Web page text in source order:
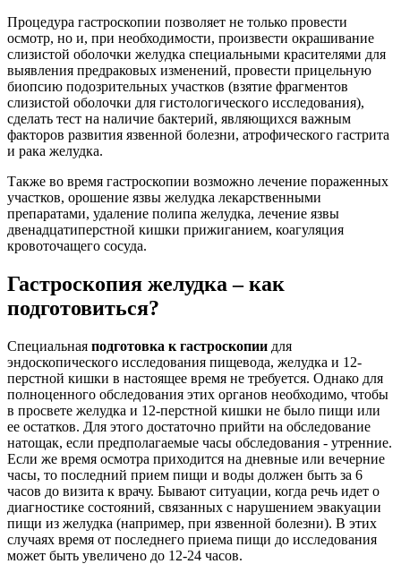
Процедура гастроскопии позволяет не только провести
осмотр, но и, при необходимости, произвести окрашивание
слизистой оболочки желудка специальными красителями для
выявления предраковых изменений, провести прицельную
биопсию подозрительных участков (взятие фрагментов
слизистой оболочки для гистологического исследования),
сделать тест на наличие бактерий, являющихся важным
факторов развития язвенной болезни, атрофического гастрита
и рака желудка.
Также во время гастроскопии возможно лечение пораженных
участков, орошение язвы желудка лекарственными
препаратами, удаление полипа желудка, лечение язвы
двенадцатиперстной кишки прижиганием, коагуляция
кровоточащего сосуда.
Гастроскопия желудка – как
подготовиться?
Специальная подготовка к гастроскопии для
эндоскопического исследования пищевода, желудка и 12-
перстной кишки в настоящее время не требуется. Однако для
полноценного обследования этих органов необходимо, чтобы
в просвете желудка и 12-перстной кишки не было пищи или
ее остатков. Для этого достаточно прийти на обследование
натощак, если предполагаемые часы обследования - утренние.
Если же время осмотра приходится на дневные или вечерние
часы, то последний прием пищи и воды должен быть за 6
часов до визита к врачу. Бывают ситуации, когда речь идет о
диагностике состояний, связанных с нарушением эвакуации
пищи из желудка (например, при язвенной болезни). В этих
случаях время от последнего приема пищи до исследования
может быть увеличено до 12-24 часов.